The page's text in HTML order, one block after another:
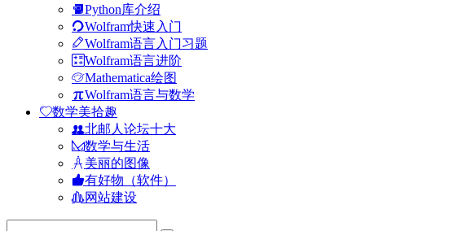
Python库介绍
Wolfram快速入门
Wolfram语言入门习题
Wolfram语言进阶
Mathematica绘图
Wolfram语言与数学
数学美拾趣
北邮人论坛十大
数学与生活
美丽的图像
有好物（软件）
网站建设